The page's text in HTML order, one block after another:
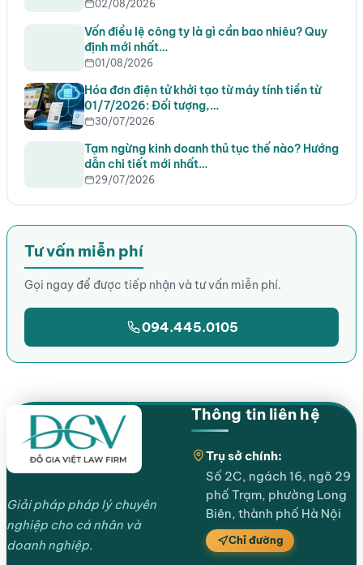
02/08/2026
Vốn điều lệ công ty là gì cần bao nhiêu? Quy
định mới nhất…
01/08/2026
Hóa đơn điện tử khởi tạo từ máy tính tiền từ
01/7/2026: Đối tượng,…
30/07/2026
Tạm ngừng kinh doanh thủ tục thế nào? Hướng
dẫn chi tiết mới nhất…
29/07/2026
Tư vấn miễn phí
Gọi ngay để được tiếp nhận và tư vấn miễn phí.
094.445.0105
Giải pháp pháp lý chuyên
nghiệp cho cá nhân và
doanh nghiệp.
Thông tin liên hệ
Trụ sở chính:
Số 2C, ngách 16, ngõ 29
phố Trạm, phường Long
Biên, thành phố Hà Nội
Chỉ đường